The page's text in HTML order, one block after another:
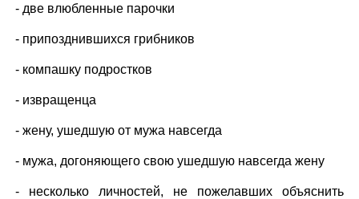
- две влюбленные парочки
- припозднившихся грибников
- компашку подростков
- извращенца
- жену, ушедшую от мужа навсегда
- мужа, догоняющего свою ушедшую навсегда жену
- несколько личностей, не пожелавших объяснить